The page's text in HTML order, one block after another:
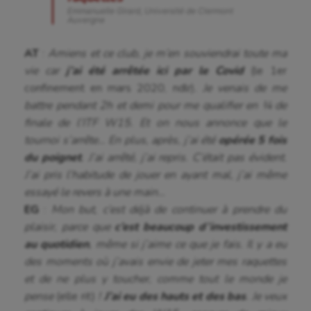
Longue paume
Natation
Natation artistique
Omnisports
Outdoor
Paddle
Parkour
Patinage artistique
Plongée
AT
Amiens et ce club, je m’en souviendrai toute ma
vie car j’ai été arrêtée ici par le Covid
(le 1er
confinement en mars 2020, ndlr)
. Je venais de me
battre pendant 2h et demi pour me qualifier en ¼ de
finale de l’ITF W15. Et on nous annonce que le
tournoi s’arrête… En plus, après, j’ai été opérée 5 fois
du poignet. J’ai arrêté, j’ai repris. C’était pas évident.
J’ai pris l’habitude de jouer en ayant mal, j’ai même
essayé le revers à une main…
EG
Mon but, c’est déjà de continuer à prendre du
plaisir, parce que c’est beaucoup d’investissement
au quotidien, même si j’aime ce que je fais. Il y a eu
des moments où j’avais envie de jeter mes raquettes
et de ne plus y toucher, comme tout le monde je
pense (elle rit) J’ai eu des hauts et des bas. Je veux